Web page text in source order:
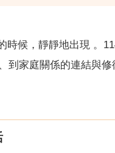
候，靜靜地出現 。
到家庭關係的連結與